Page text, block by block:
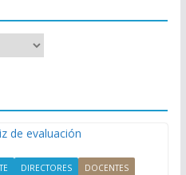
DIRECTORES DOCENTES